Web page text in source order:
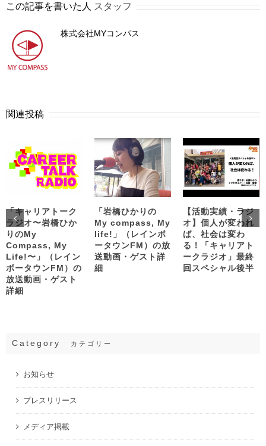
この記事を書いた人 スタッフ
株式会社MYコンパス
関連投稿
「キャリアトーク
ラジオ〜岩橋ひか
りのMy
Compass, My
Life!〜」（レイン
ボータウンFM）の
放送動画・ゲスト
詳細
「岩橋ひかりの
My compass, My
life!」（レインボ
ータウンFM）の放
送動画・ゲスト詳
細
【活動実績・ラジ
オ】個人が変われ
ば、社会は変わ
る！「キャリアト
ークラジオ」最終
回スペシャル後半
Category カテゴリー
お知らせ
プレスリリース
メディア掲載